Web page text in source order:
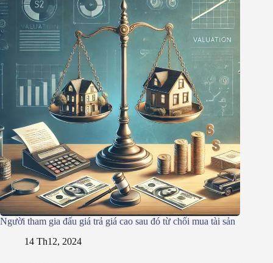
Người tham gia đấu giá trả giá cao sau đó từ chối mua tài sản
14 Th12, 2024